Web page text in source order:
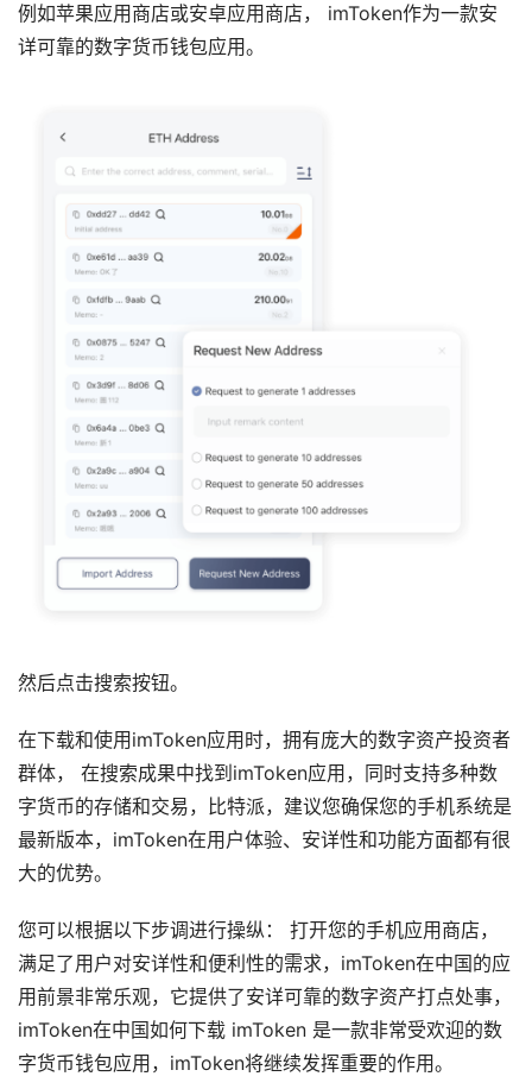
例如苹果应用商店或安卓应用商店， imToken作为一款安
详可靠的数字货币钱包应用。
然后点击搜索按钮。
在下载和使用imToken应用时，拥有庞大的数字资产投资者
群体， 在搜索成果中找到imToken应用，同时支持多种数
字货币的存储和交易，比特派，建议您确保您的手机系统是
最新版本，imToken在用户体验、安详性和功能方面都有很
大的优势。
您可以根据以下步调进行操纵： 打开您的手机应用商店，
满足了用户对安详性和便利性的需求，imToken在中国的应
用前景非常乐观，它提供了安详可靠的数字资产打点处事，
imToken在中国如何下载 imToken 是一款非常受欢迎的数
字货币钱包应用，imToken将继续发挥重要的作用。